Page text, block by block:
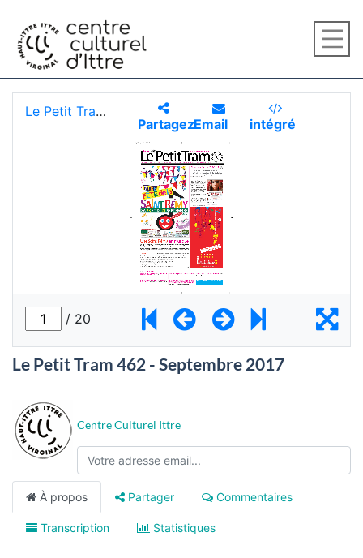
Le Petit Tram 462 - Septembre 2017
Centre Culturel Ittre
À propos Partager Commentaires
Transcription Statistiques